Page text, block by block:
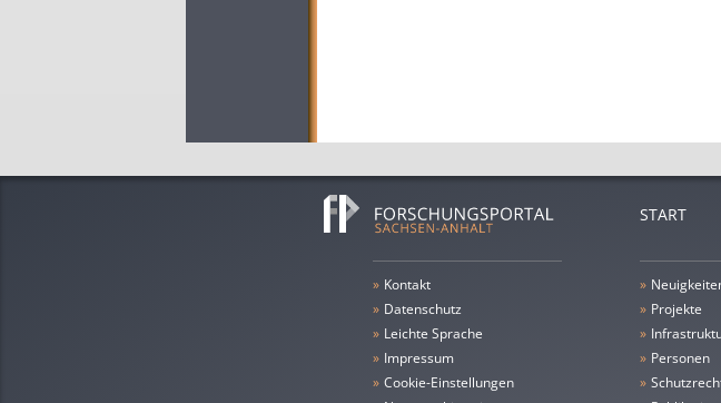
»
Kontakt
»
Datenschutz
» leichte Sprache
» Impressum
»
Cookie-Einstellungen
START
»
» Projekte
»
» Personen
»